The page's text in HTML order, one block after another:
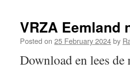
VRZA Eemland
Posted on 25 February 2024by
Download en lees